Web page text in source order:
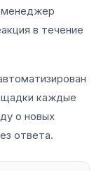
менеджер
в течение
каждые
о новых
ответа.